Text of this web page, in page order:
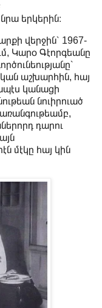
երկերին։
վերջին՝ 1967-
Կարօ Գէորգեանը
աշխարհին, հայ
կանացի
նուիրուած
դարու
մէկը հայ կին